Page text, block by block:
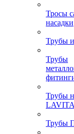
Тросы
насадки
Трубы
Трубы
Трубы
LAVITA
Трубы